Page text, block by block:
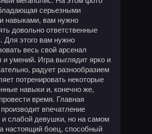
серьезными
навыками, вам нужно
довольно ответственные
Для этого вам нужно
весь свой арсенал
и умений. Игра выглядит ярко и
радует разнообразием
потренировать некоторые
навыки и, конечно же,
время. Главная
производит впечатление
и слабой девушки, но на самом
настоящий боец, способный